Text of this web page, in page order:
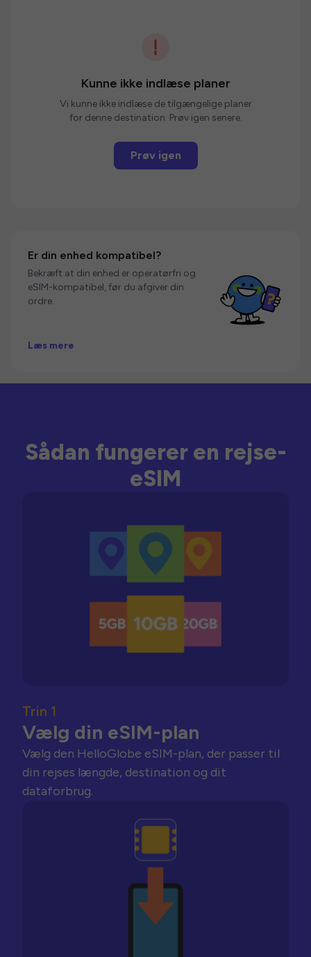
Kunne ikke indlæse planer
Vi kunne ikke indlæse de tilgængelige planer
for denne destination. Prøv igen senere.
Prøv igen
Er din enhed kompatibel?
Bekræft at din enhed er operatørfri og
eSIM-kompatibel, før du afgiver din
ordre.
Læs mere
Sådan fungerer en rejse-
eSIM
Trin 1
Vælg din eSIM-plan
Vælg den HelloGlobe eSIM-plan, der passer til
din rejses længde, destination og dit
dataforbrug.